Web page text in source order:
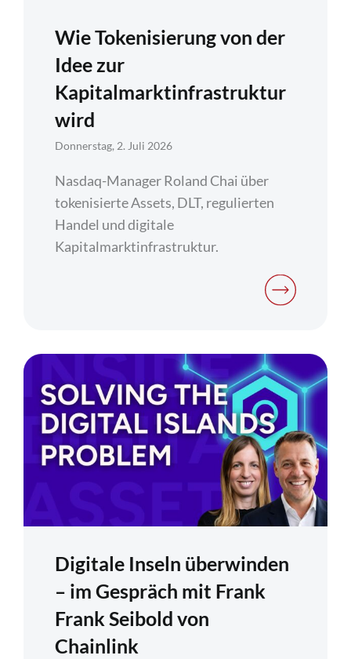
Wie Tokenisierung von der
Idee zur
Kapitalmarktinfrastruktur
wird
Donnerstag, 2. Juli 2026
Nasdaq-Manager Roland Chai über
tokenisierte Assets, DLT, regulierten
Handel und digitale
Kapitalmarktinfrastruktur.
Digitale Inseln überwinden
– im Gespräch mit Frank
Frank Seibold von
Chainlink